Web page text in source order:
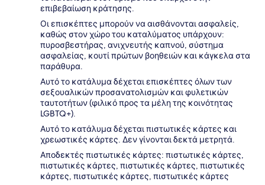
επιβεβαίωση κράτησης.
Οι επισκέπτες μπορούν να αισθάνονται ασφαλείς,
καθώς στον χώρο του καταλύματος υπάρχουν:
πυροσβεστήρας, ανιχνευτής καπνού, σύστημα
ασφαλείας, κουτί πρώτων βοηθειών και κάγκελα στα
παράθυρα.
Αυτό το κατάλυμα δέχεται επισκέπτες όλων των
σεξουαλικών προσανατολισμών και φυλετικών
ταυτοτήτων (φιλικό προς τα μέλη της κοινότητας
LGBTQ+).
Αυτό το κατάλυμα δέχεται πιστωτικές κάρτες και
χρεωστικές κάρτες. Δεν γίνονται δεκτά μετρητά.
Αποδεκτές πιστωτικές κάρτες: πιστωτικές κάρτες,
πιστωτικές κάρτες, πιστωτικές κάρτες, πιστωτικές
κάρτες, πιστωτικές κάρτες, πιστωτικές κάρτες